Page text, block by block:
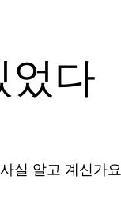
었다
알고 계신가